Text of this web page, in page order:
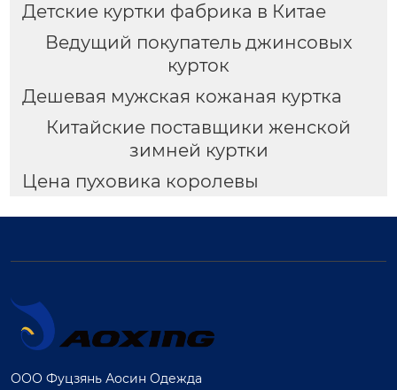
Детские куртки фабрика в Китае
Ведущий покупатель джинсовых
курток
Дешевая мужская кожаная куртка
Китайские поставщики женской
зимней куртки
Цена пуховика королевы
ООО Фуцзянь Аосин Одежда